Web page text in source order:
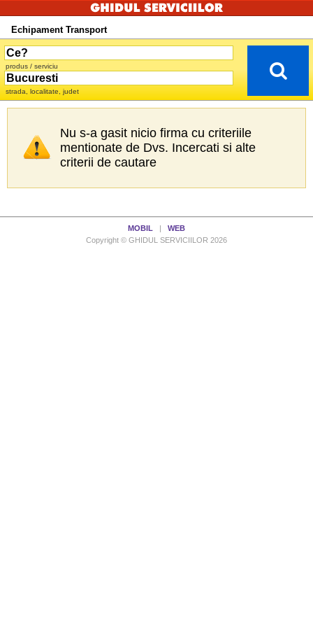
Echipament Transport
produs / serviciu
strada, localitate, judet
Nu s-a gasit nicio firma cu criteriile
mentionate de Dvs. Incercati si alte
criterii de cautare
MOBIL
WEB
Copyright © GHIDUL SERVICIILOR 2026